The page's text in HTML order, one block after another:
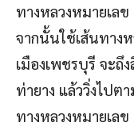
ทางหลวงหมายเล
จากนั้นใช้เส้นทาง
เมืองเพชรบุรี จะถึ
ท่ายาง แล้ววิ่งไป
ทางหลวงหมายเล